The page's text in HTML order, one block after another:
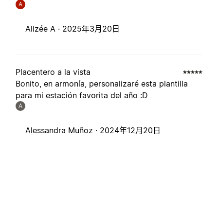
A
Alizée A · 2025年3月20日
Placentero a la vista
Bonito, en armonía, personalizaré esta plantilla
para mi estación favorita del año :D
A
Alessandra Muñoz · 2024年12月20日